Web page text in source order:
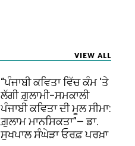
VIEW ALL
“ਪੰਜਾਬੀ ਕਵਿਤਾ ਵਿੱਚ ਕੰਮ ‘ਤੇ
ਲੱਗੀ ਗ਼ੁਲਾਮੀ–ਸਮਕਾਲੀ
ਪੰਜਾਬੀ ਕਵਿਤਾ ਦੀ ਮੂਲ ਸੀਮਾ:
ਗ਼ੁਲਾਮ ਮਾਨਸਿਕਤਾ”— ਡਾ.
ਸੁਖਪਾਲ ਸੰਘੇੜਾ ਓਰਫ਼ ਪਰਖ਼ਾ